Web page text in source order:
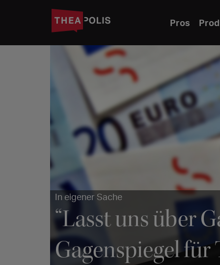
Pros
In eigener Sache
“Lasst uns über
Gagenspiegel